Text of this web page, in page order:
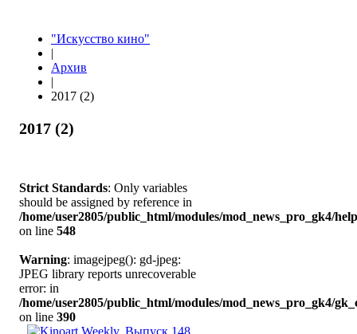
"Искусство кино"
|
Архив
|
2017 (2)
2017 (2)
Strict Standards: Only variables
should be assigned by reference in
/home/user2805/public_html/modules/mod_news_pro_gk4/
on line 548
Warning: imagejpeg(): gd-jpeg:
JPEG library reports unrecoverable
error: in
/home/user2805/public_html/modules/mod_news_pro_gk4/
on line 390